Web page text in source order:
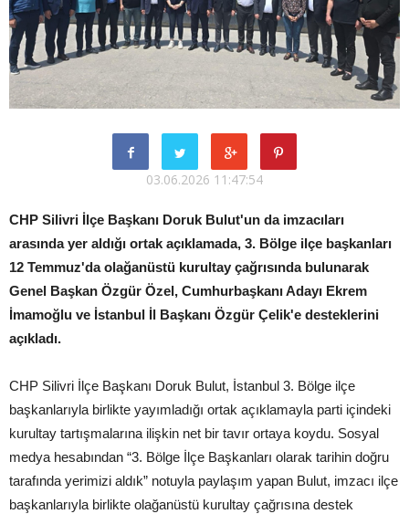
03.06.2026 11:47:54
CHP Silivri İlçe Başkanı Doruk Bulut'un da imzacıları
arasında yer aldığı ortak açıklamada, 3. Bölge ilçe başkanları
12 Temmuz'da olağanüstü kurultay çağrısında bulunarak
Genel Başkan Özgür Özel, Cumhurbaşkanı Adayı Ekrem
İmamoğlu ve İstanbul İl Başkanı Özgür Çelik'e desteklerini
açıkladı.
CHP Silivri İlçe Başkanı Doruk Bulut, İstanbul 3. Bölge ilçe
başkanlarıyla birlikte yayımladığı ortak açıklamayla parti içindeki
kurultay tartışmalarına ilişkin net bir tavır ortaya koydu. Sosyal
medya hesabından “3. Bölge İlçe Başkanları olarak tarihin doğru
tarafında yerimizi aldık” notuyla paylaşım yapan Bulut, imzacı ilçe
başkanlarıyla birlikte olağanüstü kurultay çağrısına destek